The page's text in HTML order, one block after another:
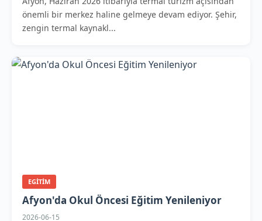
önemli bir merkez haline gelmeye devam ediyor. Şehir,
zengin termal kaynakl...
EGITIM
Afyon'da Okul Öncesi Eğitim Yenileniyor
2026-06-15